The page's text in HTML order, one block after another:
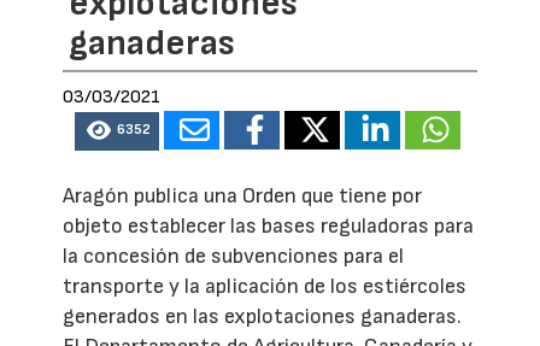
ganaderas
03/03/2021
6352
Aragón publica una Orden que tiene por
objeto establecer las bases reguladoras para
la concesión de subvenciones para el
transporte y la aplicación de los estiércoles
generados en las explotaciones ganaderas.